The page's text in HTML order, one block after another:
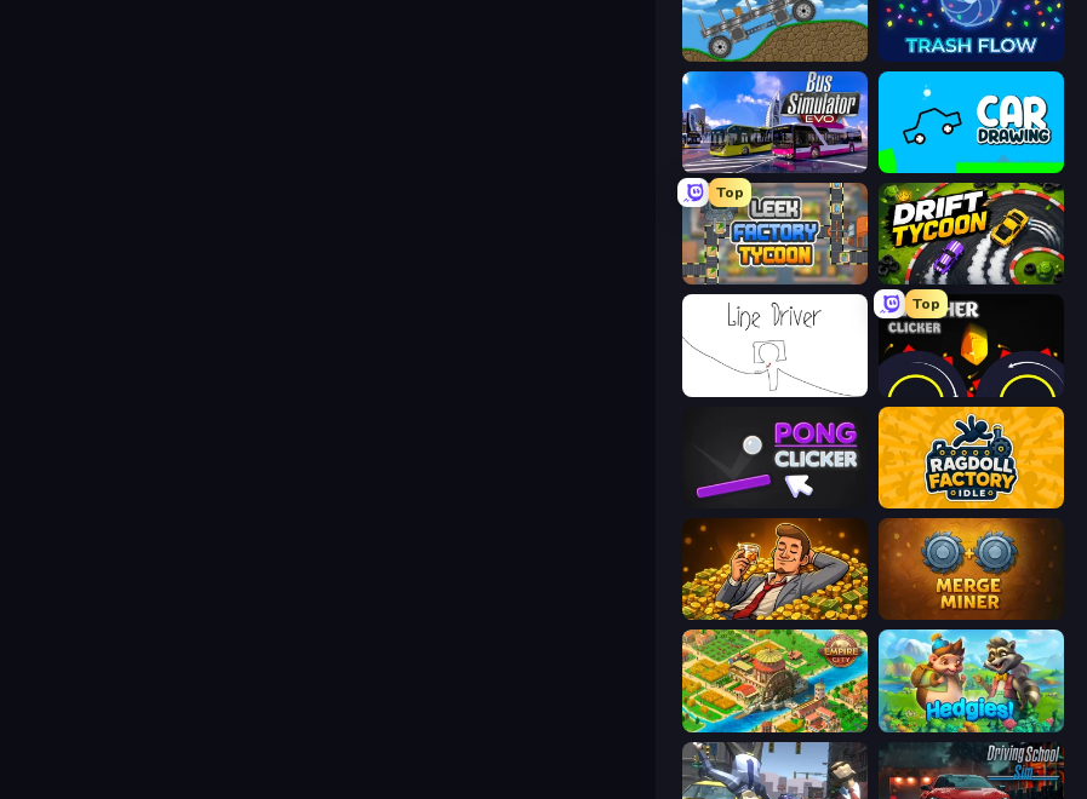
Move It! Trash Flow
Bus Simulator: EVO Car Drawing Game
Top
Leek Factory Tycoon Drift Tycoon
Top
Crusher Clicker
Pong Clicker Ragdoll Factory Idle
Idle Billionaire Tycoon Merge Miner
Empire City Hedgies